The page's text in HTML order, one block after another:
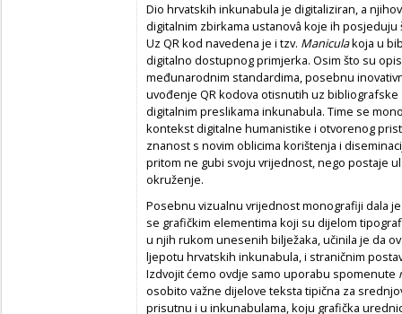
Dio hrvatskih inkunabula je digitaliziran, a
digitalnim zbirkama ustanovâ koje ih
Uz QR kod navedena je i tzv. Maniculakoja u
digitalno dostupnog primjerka. Osim što su
međunarodnim standardima, posebnu
uvođenje QR kodova otisnutih uz
digitalnim preslikama inkunabula. Time se
kontekst digitalne humanistike i otvorenog
znanost s novim oblicima korištenja i
pritom ne gubi svoju vrijednost, nego postaje
okruženje.
Posebnu vizualnu vrijednost monografiji dala
se grafičkim elementima koji su dijelom
u njih rukom unesenih bilježaka, učinila je da
ljepotu hrvatskih inkunabula, i straničnim
Izdvojit ćemo ovdje samo uporabu spomenute
osobito važne dijelove teksta tipična za
prisutnu i u inkunabulama, koju grafička